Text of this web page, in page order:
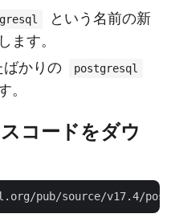
という名前の新
ます。
ばかりの postgresql
。
コードをダウ